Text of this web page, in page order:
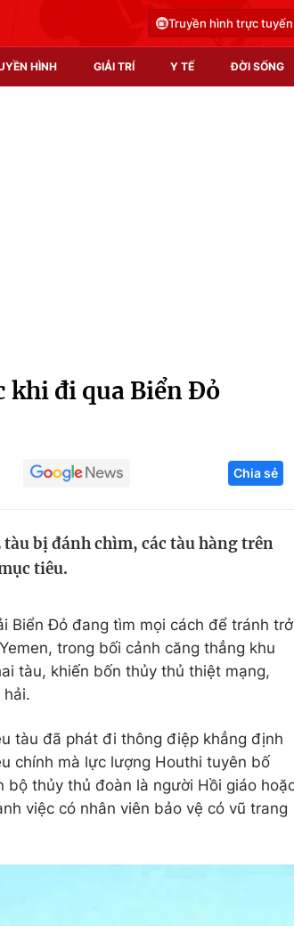
Truyền hình trực tuyến
HÌNH GIẢI TRÍ Y TẾ ĐỜI SỐNG
Infographic
tuyến
Công nghệ
Sản phẩm
Tư vấn
khi đi qua Biển Đỏ
Chia sẻ
bị đánh chìm, các tàu hàng trên
tiêu.
Biển Đỏ đang tìm mọi cách để tránh trở
trong bối cảnh căng thẳng khu
tàu, khiến bốn thủy thủ thiệt mạng,
hải.
tàu đã phát đi thông điệp khẳng định
chính mà lực lượng Houthi tuyên bố
thủy thủ đoàn là người Hồi giáo
việc có nhân viên bảo vệ có vũ trang